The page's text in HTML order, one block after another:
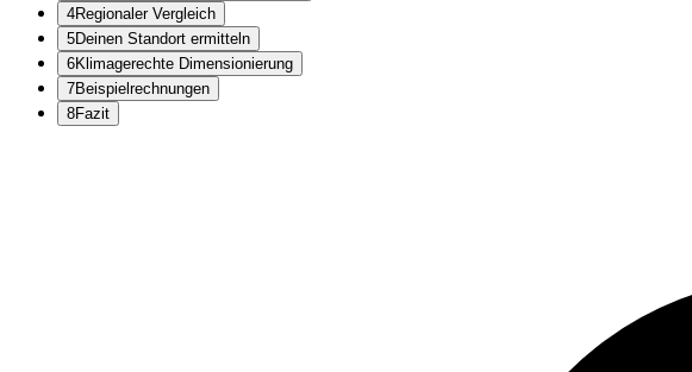
4Regionaler Vergleich
5Deinen Standort ermitteln
6Klimagerechte Dimensionierung
7Beispielrechnungen
8Fazit